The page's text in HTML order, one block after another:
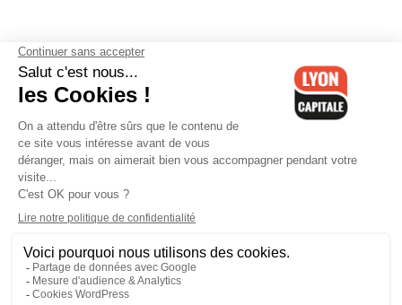
Contactez-nous-Mentions légales-CGV-Politique de
confidentialité-Gestion des cookies